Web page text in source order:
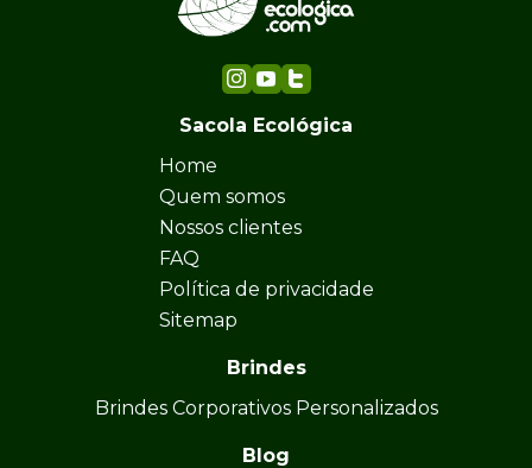
Sacola Ecológica
Home
Quem somos
Nossos clientes
FAQ
Política de privacidade
Sitemap
Brindes
Brindes Corporativos Personalizados
Blog